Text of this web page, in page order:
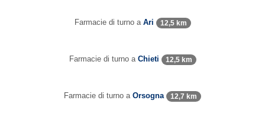
Farmacie di turno a Ari 12,5 km
Farmacie di turno a Chieti 12,5 km
Farmacie di turno a Orsogna 12,7 km